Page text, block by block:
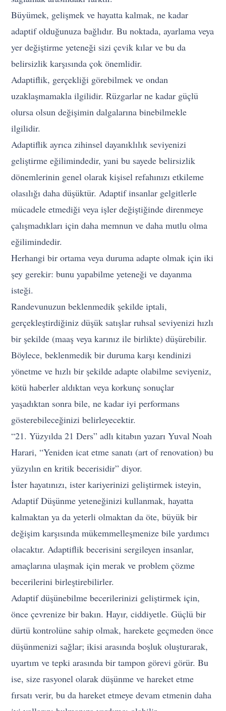
Büyümek, gelişmek ve hayatta kalmak, ne kadar
adaptif olduğunuza bağlıdır. Bu noktada, ayarlama veya
yer değiştirme yeteneği sizi çevik kılar ve bu da
belirsizlik karşısında çok önemlidir.
Adaptiflik, gerçekliği görebilmek ve ondan
uzaklaşmamakla ilgilidir. Rüzgarlar ne kadar güçlü
olursa olsun değişimin dalgalarına binebilmekle
ilgilidir.
Adaptiflik ayrıca zihinsel dayanıklılık seviyenizi
geliştirme eğilimindedir, yani bu sayede belirsizlik
dönemlerinin genel olarak kişisel refahınızı etkileme
olasılığı daha düşüktür. Adaptif insanlar gelgitlerle
mücadele etmediği veya işler değiştiğinde direnmeye
çalışmadıkları için daha memnun ve daha mutlu olma
eğilimindedir.
Herhangi bir ortama veya duruma adapte olmak için iki
şey gerekir: bunu yapabilme yeteneği ve dayanma
isteği.
Randevunuzun beklenmedik şekilde iptali,
gerçekleştirdiğiniz düşük satışlar ruhsal seviyenizi hızlı
bir şekilde (maaş veya karınız ile birlikte) düşürebilir.
Böylece, beklenmedik bir duruma karşı kendinizi
yönetme ve hızlı bir şekilde adapte olabilme seviyeniz,
kötü haberler aldıktan veya korkunç sonuçlar
yaşadıktan sonra bile, ne kadar iyi performans
gösterebileceğinizi belirleyecektir.
“21. Yüzyılda 21 Ders” adlı kitabın yazarı Yuval Noah
Harari, “Yeniden icat etme sanatı (art of renovation) bu
yüzyılın en kritik becerisidir” diyor.
İster hayatınızı, ister kariyerinizi geliştirmek isteyin,
Adaptif Düşünme yeteneğinizi kullanmak, hayatta
kalmaktan ya da yeterli olmaktan da öte, büyük bir
değişim karşısında mükemmelleşmenize bile yardımcı
olacaktır. Adaptiflik becerisini sergileyen insanlar,
amaçlarına ulaşmak için merak ve problem çözme
becerilerini birleştirebilirler.
Adaptif düşünebilme becerilerinizi geliştirmek için,
önce çevrenize bir bakın. Hayır, ciddiyetle. Güçlü bir
dürtü kontrolüne sahip olmak, harekete geçmeden önce
düşünmenizi sağlar; ikisi arasında boşluk oluşturarak,
uyartım ve tepki arasında bir tampon görevi görür. Bu
ise, size rasyonel olarak düşünme ve hareket etme
fırsatı verir, bu da hareket etmeye devam etmenin daha